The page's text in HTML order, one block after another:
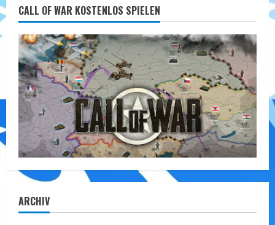
CALL OF WAR KOSTENLOS SPIELEN
ARCHIV